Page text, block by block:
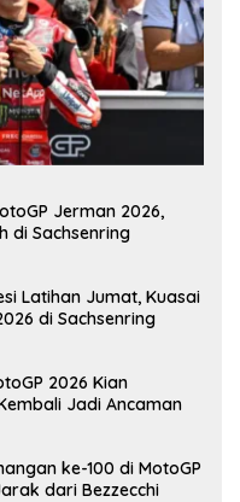
Jerman 2026,
di Sachsenring
Latihan Jumat, Kuasai
di Sachsenring
2026 Kian
Jadi Ancaman
ke-100 di MotoGP
dari Bezzecchi